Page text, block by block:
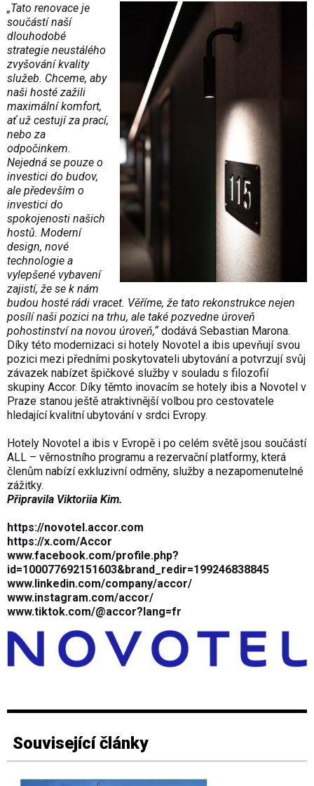
„Tato renovace je
součástí naší
dlouhodobé
strategie neustálého
zvyšování kvality
služeb. Chceme, aby
naši hosté zažili
maximální komfort,
ať už cestují za prací,
nebo za
odpočinkem.
Nejedná se pouze o
investici do budov,
ale především o
investici do
spokojenosti našich
hostů. Moderní
design, nové
technologie a
vylepšené vybavení
zajistí, že se k nám
budou hosté rádi vracet. Věříme, že tato rekonstrukce nejen
posílí naši pozici na trhu, ale také pozvedne úroveň
pohostinství na novou úroveň,“dodává Sebastian Marona.
Díky této modernizaci si hotely Novotel a ibis upevňují svou
pozici mezi předními poskytovateli ubytování a potvrzují svůj
závazek nabízet špičkové služby v souladu s filozofií
skupiny Accor. Díky těmto inovacím se hotely ibis a Novotel v
Praze stanou ještě atraktivnější volbou pro cestovatele
hledající kvalitní ubytování v srdci Evropy.
Hotely Novotel a ibis v Evropě i po celém světě jsou součástí
ALL – věrnostního programu a rezervační platformy, která
členům nabízí exkluzivní odměny, služby a nezapomenutelné
zážitky.
Připravila Viktoriia Kim.
https://novotel.accor.com
https://x.com/Accor
www.facebook.com/profile.php?
id=100077692151603&brand_redir=199246838845
www.linkedin.com/company/accor/
www.instagram.com/accor/
www.tiktok.com/@accor?lang=fr
Související články